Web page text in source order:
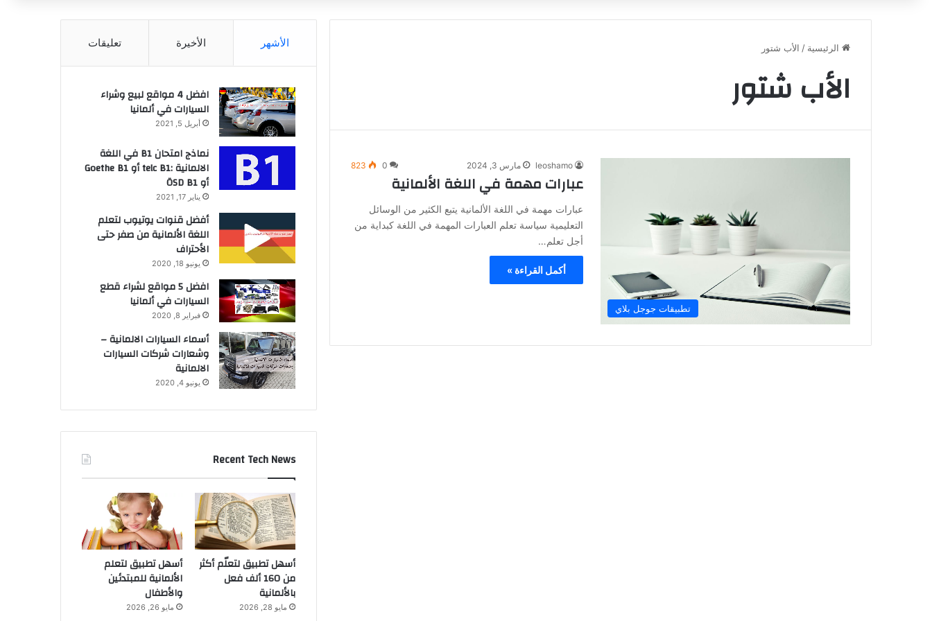
الرئيسية / الأب شتور
الأب شتور
تطبيقات جوجل بلاي
leoshamo مارس 3, 2024 0
823
عبارات مهمة في اللغة الألمانية
عبارات مهمة في اللغة الألمانية يتبع الكثير من الوسائل
التعليمية سياسة تعلم العبارات المهمة في اللغة كبداية من
أجل تعلم…
أكمل القراءة »
الأشهر الأخيرة تعليقات
افضل 4 مواقع لبيع وشراء
السيارات في ألمانيا
أبريل 5, 2021
نماذج امتحان B1 في اللغة
الالمانية :telc B1 أو Goethe B1
أو ÖSD B1
يناير 17, 2021
أفضل قنوات يوتيوب لتعلم
اللغة الألمانية من صفر حتى
الأحتراف
يونيو 18, 2020
افضل 5 مواقع لشراء قطع
السيارات في ألمانيا
فبراير 8, 2020
أسماء السيارات الالمانية –
وشعارات شركات السيارات
الالمانية
يونيو 4, 2020
Recent Tech News
أسهل تطبيق لتعلّم أكثر
من 160 ألف فعل
بالألمانية
مايو 28, 2026
أسهل تطبيق لتعلم
الألمانية للمبتدئين
والأطفال
مايو 26, 2026